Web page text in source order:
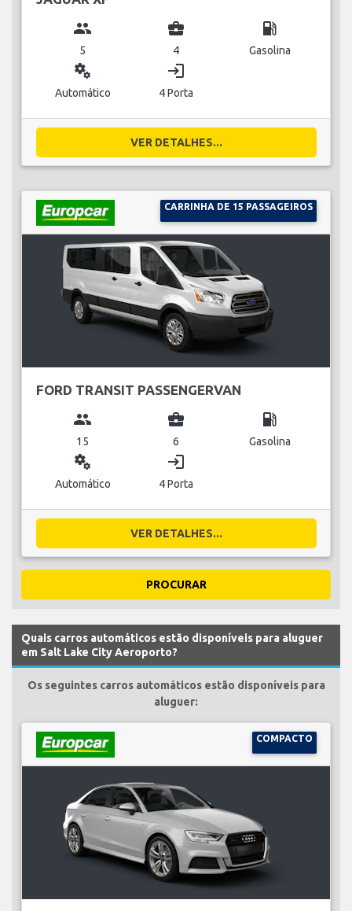
group
5
business_center
4
local_gas_station
Gasolina
miscellaneous_services
Automático
login
4 Porta
VER DETALHES...
CARRINHA DE 15 PASSAGEIROS
FORD TRANSIT PASSENGERVAN
group
15
business_center
6
local_gas_station
Gasolina
miscellaneous_services
Automático
login
4 Porta
VER DETALHES...
PROCURAR
Quais carros automáticos estão disponíveis para aluguer
em Salt Lake City Aeroporto?
Os seguintes carros automáticos estão disponíveis para
aluguer:
COMPACTO